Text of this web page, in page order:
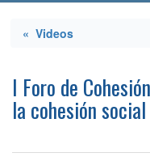
« Videos
I Foro de
la cohesión